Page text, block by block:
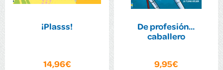
¡Plasss!
14,96€
De profesión...
caballero
9,95€